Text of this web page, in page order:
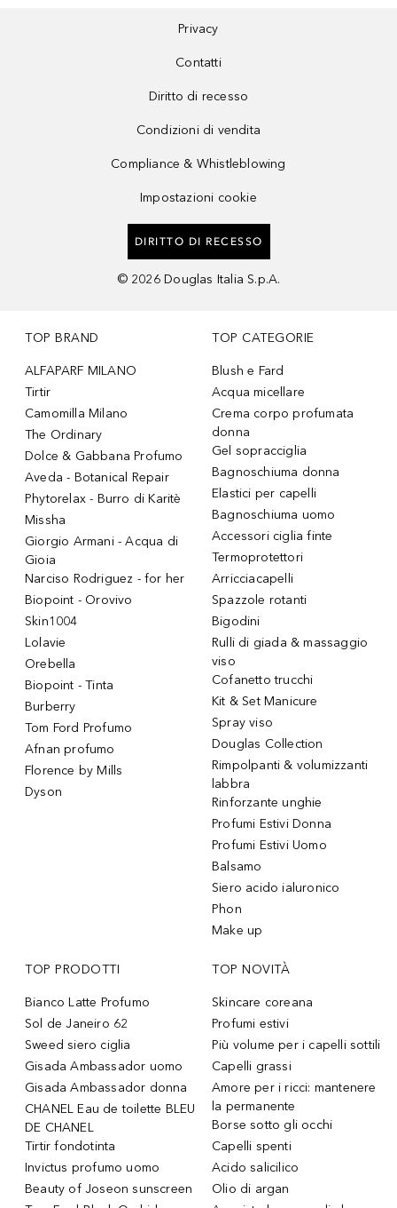
Privacy
Contatti
Diritto di recesso
Condizioni di vendita
Compliance & Whistleblowing
Impostazioni cookie
DIRITTO DI RECESSO
© 2026 Douglas Italia S.p.A.
TOP BRAND
ALFAPARF MILANO
Tirtir
Camomilla Milano
The Ordinary
Dolce & Gabbana Profumo
Aveda - Botanical Repair
Phytorelax - Burro di Karitè
Missha
Giorgio Armani - Acqua di
Gioia
Narciso Rodriguez - for her
Biopoint - Orovivo
Skin1004
Lolavie
Orebella
Biopoint - Tinta
Burberry
Tom Ford Profumo
Afnan profumo
Florence by Mills
Dyson
TOP CATEGORIE
Blush e Fard
Acqua micellare
Crema corpo profumata
donna
Gel sopracciglia
Bagnoschiuma donna
Elastici per capelli
Bagnoschiuma uomo
Accessori ciglia finte
Termoprotettori
Arricciacapelli
Spazzole rotanti
Bigodini
Rulli di giada & massaggio
viso
Cofanetto trucchi
Kit & Set Manicure
Spray viso
Douglas Collection
Rimpolpanti & volumizzanti
labbra
Rinforzante unghie
Profumi Estivi Donna
Profumi Estivi Uomo
Balsamo
Siero acido ialuronico
Phon
Make up
TOP PRODOTTI
Bianco Latte Profumo
Sol de Janeiro 62
Sweed siero ciglia
Gisada Ambassador uomo
Gisada Ambassador donna
CHANEL Eau de toilette BLEU
DE CHANEL
Tirtir fondotinta
Invictus profumo uomo
Beauty of Joseon sunscreen
TOP NOVITÀ
Skincare coreana
Profumi estivi
Più volume per i capelli sottili
Capelli grassi
Amore per i ricci: mantenere
la permanente
Borse sotto gli occhi
Capelli spenti
Acido salicilico
Olio di argan